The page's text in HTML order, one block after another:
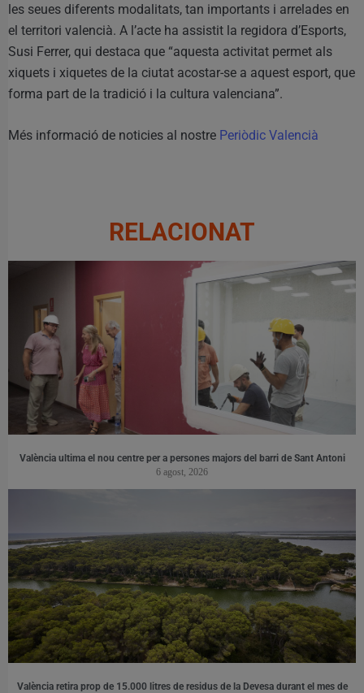
les seues diferents modalitats, tan importants i arrelades en
el territori valencià. A l’acte ha assistit la regidora d’Esports,
Susi Ferrer, qui destaca que “aquesta activitat permet als
xiquets i xiquetes de la ciutat acostar-se a aquest esport, que
forma part de la tradició i la cultura valenciana”.
Més informació de noticies al nostre Periòdic Valencià
RELACIONAT
València ultima el nou centre per a persones majors del barri de Sant Antoni
6 agost, 2026
València retira prop de 15.000 litres de residus de la Devesa durant el mes de